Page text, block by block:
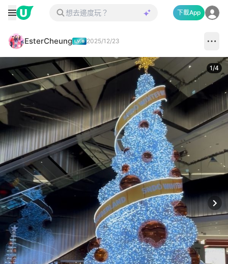
下載App
EsterCheung 2025/12/23
1/4